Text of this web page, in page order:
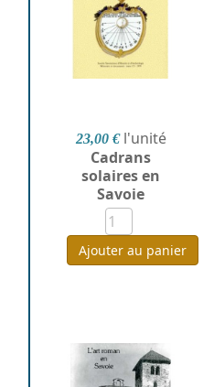
23,00 € l'unité
Cadrans
solaires en
Savoie
Ajouter au panier